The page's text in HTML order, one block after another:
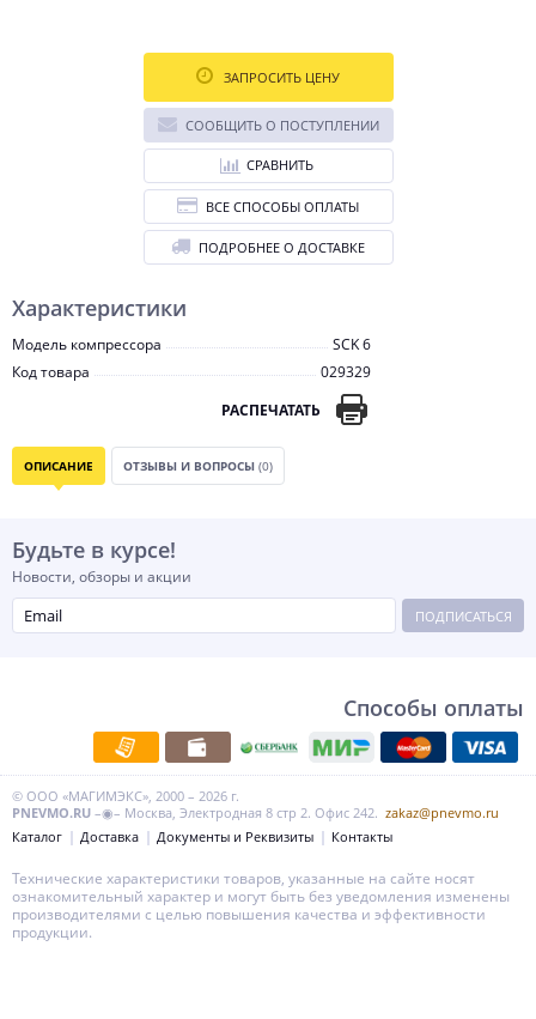
Характеристики
Модель компрессора
SCK 6
Код товара
029329
РАСПЕЧАТАТЬ
ЗАПРОСИТЬ ЦЕНУ
СООБЩИТЬ О ПОСТУПЛЕНИИ
СРАВНИТЬ
ВСЕ СПОСОБЫ ОПЛАТЫ
ПОДРОБНЕЕ О ДОСТАВКЕ
ОПИСАНИЕ ОТЗЫВЫ И ВОПРОСЫ (0)
Будьте в курсе!
Новости, обзоры и акции
ПОДПИСАТЬСЯ
Способы оплаты
© ООО «МАГИМЭКС», 2000 – 2026 г.
PNEVMO.RU –◉– Москва, Электродная 8 стр 2. Офис 242. zakaz@pnevmo.ru
Каталог
Доставка Документы и Реквизиты Контакты
Технические характеристики товаров, указанные на сайте носят
ознакомительный характер и могут быть без уведомления изменены
производителями с целью повышения качества и эффективности
продукции.